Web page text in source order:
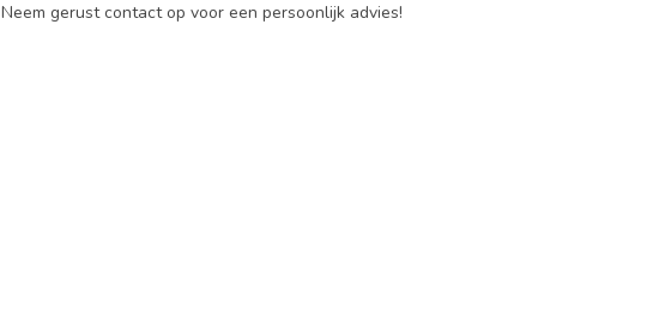
Neem gerust contact op voor een persoonlijk advies!